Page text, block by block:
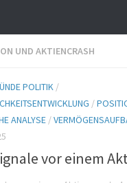
UND AKTIENCRASH
POLITIK /
/
ANALYSE /
vor einem